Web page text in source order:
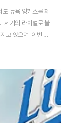
뉴욕 양키스를 제
세기의 라이벌로 불
고 있으며, 이번 글
중계 정보를 정리했
(한국시간) 뉴욕 양
저스는 홈에서 열린
를 제압했습니다.
3승 무패로 우..